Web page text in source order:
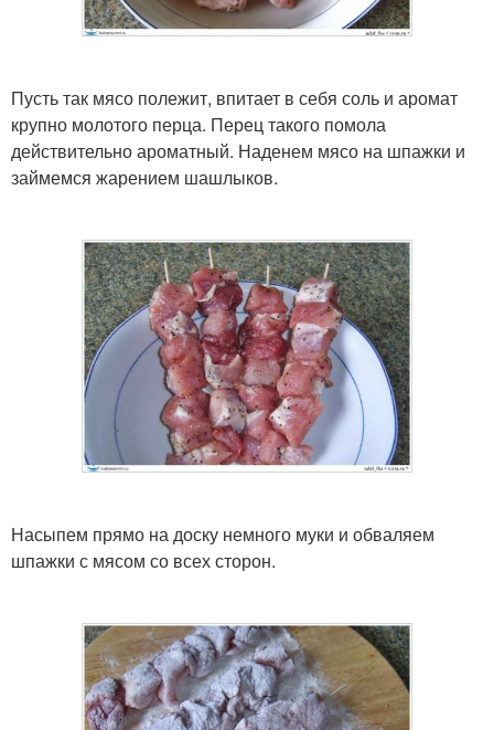
Пусть так мясо полежит, впитает в себя соль и аромат
крупно молотого перца. Перец такого помола
действительно ароматный. Наденем мясо на шпажки и
займемся жарением шашлыков.
Насыпем прямо на доску немного муки и обваляем
шпажки с мясом со всех сторон.